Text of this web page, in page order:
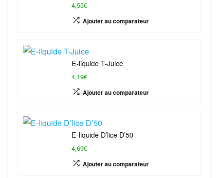
4,55€
Ajouter au comparateur
E-liquide T-Juice
4,19€
Ajouter au comparateur
E-liquide D’lice D’50
4,69€
Ajouter au comparateur